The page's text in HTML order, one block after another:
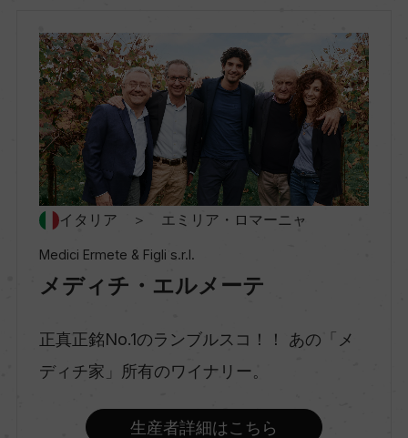
地区名
モデナ
村名
種類
弱発泡性ワイン
イタリア ＞ エミリア・ロマーニャ
Medici Ermete & Figli s.r.l.
メディチ・エルメーテ
正真正銘No.1のランブルスコ！！ あの「メ
ディチ家」所有のワイナリー。
生産者詳細はこちら